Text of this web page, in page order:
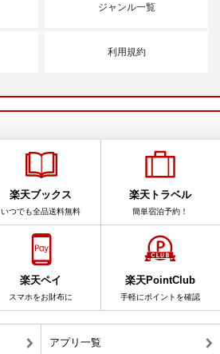
ジャンル一覧
利用規約
楽天ブックス
いつでも全品送料無料
楽天トラベル
簡単宿泊予約！
楽天ペイ
スマホをお財布に
楽天PointClub
手軽にポイントを確認
アプリ一覧